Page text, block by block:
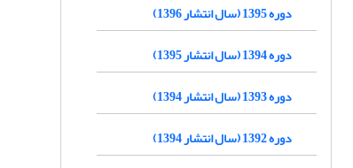
دوره 1395 (سال انتشار 1396)
دوره 1394 (سال انتشار 1395)
دوره 1393 (سال انتشار 1394)
دوره 1392 (سال انتشار 1394)